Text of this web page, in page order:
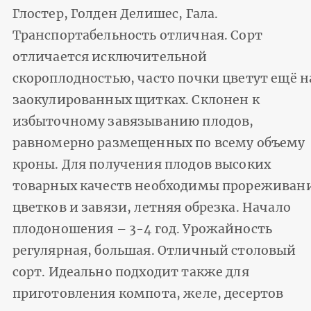
Глостер, Голден Делишес, Гала.
Транспортабельность отличная. Сорт
отличается исключительной
скороплодностью, часто почки цветут ещё
заокулированных щитках. Склонен к
избыточному завязыванию плодов,
равномерно размещенных по всему объему
кроны. Для получения плодов высоких
товарных качеств необходимы
цветков и завязи, летняя обрезка. Начало
плодоношения – 3-4 год. Урожайность
регулярная, большая. Отличный столовый
сорт. Идеально подходит также для
приготовления компота, желе, десертов